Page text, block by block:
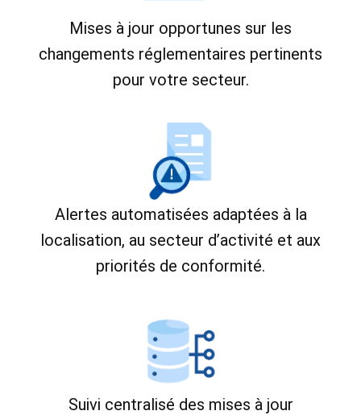
Mises à jour opportunes sur les
changements réglementaires pertinents
pour votre secteur.
Alertes automatisées adaptées à la
localisation, au secteur d’activité et aux
priorités de conformité.
Suivi centralisé des mises à jour